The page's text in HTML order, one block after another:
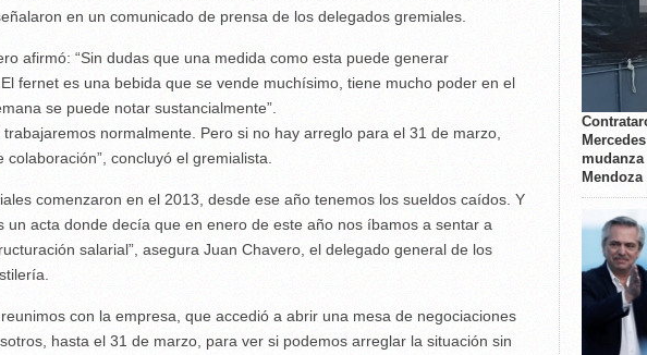
en un comunicado de prensa de los delegados gremiales.
afirmó: “Sin dudas que una medida como esta puede generar
fernet es una bebida que se vende muchísimo, tiene mucho poder en el
se puede notar sustancialmente”.
trabajaremos normalmente. Pero si no hay arreglo para el 31 de marzo,
colaboración”, concluyó el gremialista.
comenzaron en el 2013, desde ese año tenemos los sueldos caídos. Y
un acta donde decía que en enero de este año nos íbamos a sentar a
salarial”, asegura Juan Chavero, el delegado general de los
con la empresa, que accedió a abrir una mesa de negociaciones
hasta el 31 de marzo, para ver si podemos arreglar la situación sin
Mendoza